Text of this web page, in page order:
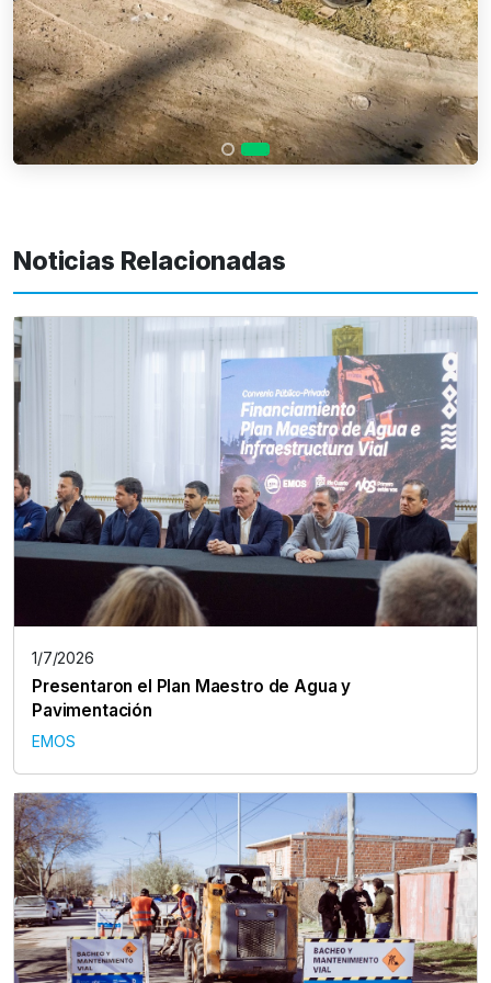
Noticias Relacionadas
1/7/2026
Presentaron el Plan Maestro de Agua y
Pavimentación
EMOS